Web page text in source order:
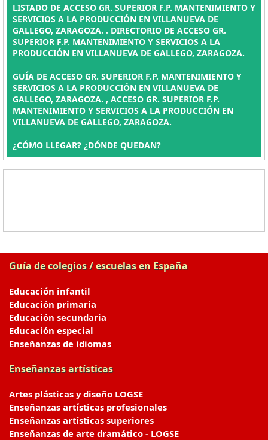
LISTADO DE ACCESO GR. SUPERIOR F.P. MANTENIMIENTO Y
SERVICIOS A LA PRODUCCIÓN EN VILLANUEVA DE
GALLEGO, ZARAGOZA. . DIRECTORIO DE ACCESO GR.
SUPERIOR F.P. MANTENIMIENTO Y SERVICIOS A LA
PRODUCCIÓN EN VILLANUEVA DE GALLEGO, ZARAGOZA.
GUÍA DE ACCESO GR. SUPERIOR F.P. MANTENIMIENTO Y
SERVICIOS A LA PRODUCCIÓN EN VILLANUEVA DE
GALLEGO, ZARAGOZA. , ACCESO GR. SUPERIOR F.P.
MANTENIMIENTO Y SERVICIOS A LA PRODUCCIÓN EN
VILLANUEVA DE GALLEGO, ZARAGOZA.
¿CÓMO LLEGAR? ¿DÓNDE QUEDAN?
Guía de colegios / escuelas en España
Educación infantil
Educación primaria
Educación secundaria
Educación especial
Enseñanzas de idiomas
Enseñanzas artísticas
Artes plásticas y diseño LOGSE
Enseñanzas artísticas profesionales
Enseñanzas artísticas superiores
Enseñanzas de arte dramático - LOGSE